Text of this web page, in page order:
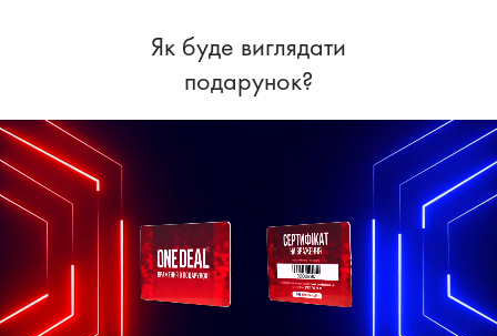
Як буде виглядати
подарунок?